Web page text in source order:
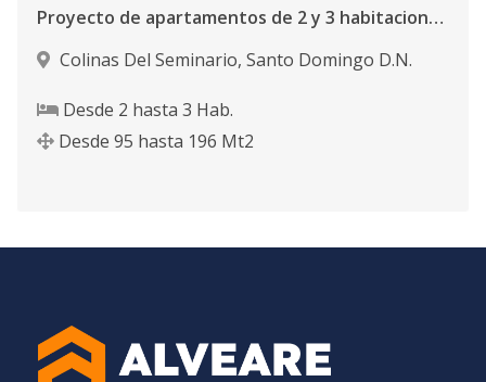
Proyecto de apartamentos de 2 y 3 habitaciones, casi listo para la entrega en Colinas Del Seminario
Colinas Del Seminario, Santo Domingo D.N.
Desde 2 hasta 3 Hab.
Desde 95 hasta 196 Mt2